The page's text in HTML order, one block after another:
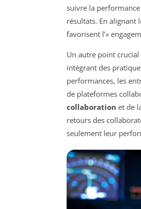
suivre la
résultats. En alignant
favorisent l’«
Un autre point
intégrant des
performances, les
de plateformes
collaboration et de
retours des
seulement leur